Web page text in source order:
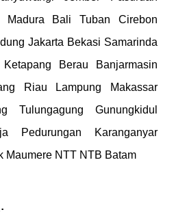
Madura Bali Tuban Cirebon
Jakarta Bekasi Samarinda
Berau Banjarmasin
Riau Lampung Makassar
Tulungagung Gunungkidul
Pedurungan Karanganyar
Maumere NTT NTB Batam